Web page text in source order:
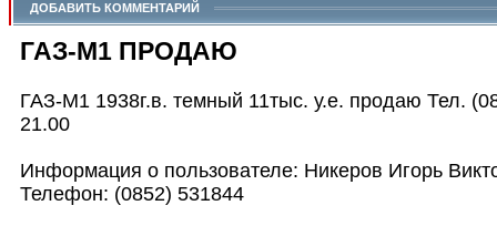
ДОБАВИТЬ КОММЕНТАРИЙ
ГАЗ-М1 ПРОДАЮ
ГАЗ-М1 1938г.в. темный 11тыс. у.е. продаю Тел.
21.00
Информация о пользователе: Никеров Игорь
Телефон: (0852) 531844